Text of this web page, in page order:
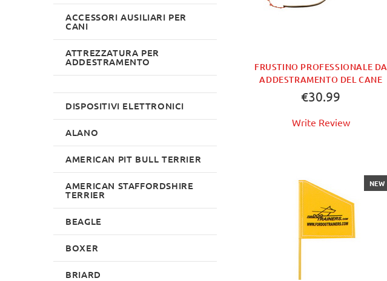
FRUSTINO PROFESSIONALE DA
ADDESTRAMENTO DEL CANE
€30.99
Write Review
NEW
ACCESSORI AUSILIARI PER
CANI
ATTREZZATURA PER
ADDESTRAMENTO
DISPOSITIVI ELETTRONICI
ALANO
AMERICAN PIT BULL TERRIER
AMERICAN STAFFORDSHIRE
TERRIER
BEAGLE
BOXER
BRIARD